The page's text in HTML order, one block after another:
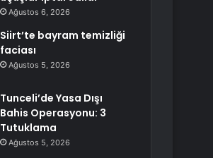
Ağustos 6, 2026
Siirt’te bayram temizliği
faciası
Ağustos 5, 2026
Tunceli’de Yasa Dışı
Bahis Operasyonu: 3
Tutuklama
Ağustos 5, 2026